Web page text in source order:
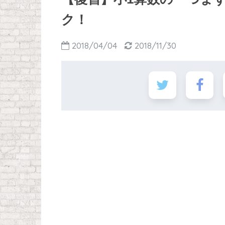
ク！
2018/04/04 2018/11/30